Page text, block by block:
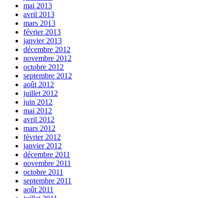
mai 2013
avril 2013
mars 2013
février 2013
janvier 2013
décembre 2012
novembre 2012
octobre 2012
septembre 2012
août 2012
juillet 2012
juin 2012
mai 2012
avril 2012
mars 2012
février 2012
janvier 2012
décembre 2011
novembre 2011
octobre 2011
septembre 2011
août 2011